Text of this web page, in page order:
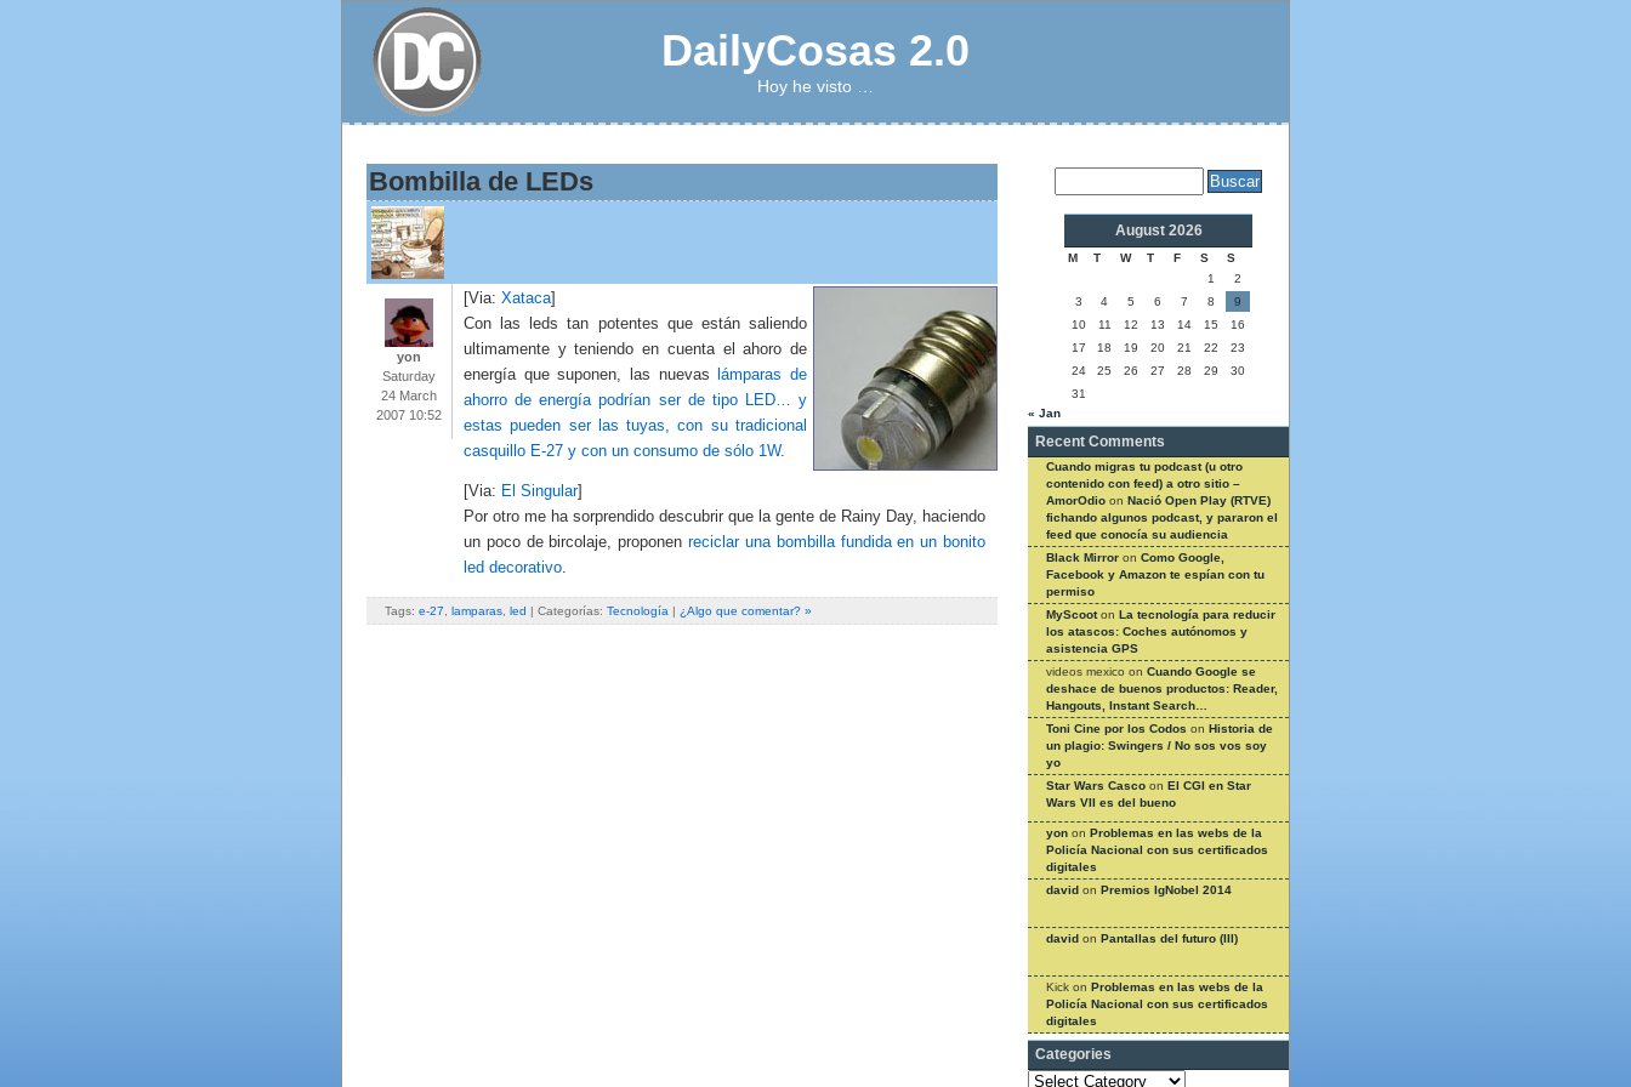
DailyCosas 2.0
Hoy he visto …
Bombilla de LEDs
yon
Saturday
24 March
2007 10:52
[Via: Xataca]
Con las leds tan potentes que están saliendo
ultimamente y teniendo en cuenta el ahoro de
energía que suponen, las nuevas
lámparas de
ahorro de energía podrían ser de tipo LED… y
estas pueden ser las tuyas, con su tradicional
casquillo E-27 y con un consumo de sólo 1W.
[Via: El Singular]
Por otro me ha sorprendido descubrir que la gente de Rainy Day, haciendo
un poco de bircolaje, proponenreciclar una bombilla fundida en un bonito
led decorativo.
Tags: e-27 lamparas led | Categorías: Tecnología | ¿Algo que comentar? »
August 2026
M T W T F S
S
1
2
3
4 5 6 7 8
9
10
11 12 13 14 15
16
17
18 19 20 21 22
23
24
25 26 27 28 29
30
31
« Jan
Recent Comments
Cuando migras tu podcast (u otro
contenido con feed) a otro sitio –
AmorOdio on Nació Open Play (RTVE)
fichando algunos podcast, y pararon el
feed que conocía su audiencia
Black Mirror on Como Google,
Facebook y Amazon te espían con tu
permiso
MyScooton La tecnología para reducir
los atascos: Coches autónomos y
asistencia GPS
videos mexico on Cuando Google se
deshace de buenos productos: Reader,
Hangouts, Instant Search…
Toni Cine por los Codos on Historia de
un plagio: Swingers / No sos vos soy
yo
Star Wars Casco on El CGI en Star
Wars VII es del bueno
yon on Problemas en las webs de la
Policía Nacional con sus certificados
digitales
david on Premios IgNobel 2014
david on Pantallas del futuro (III)
Kick on Problemas en las webs de la
Policía Nacional con sus certificados
digitales
Categories
Categories